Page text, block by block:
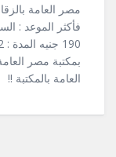
بمكتبة مصر
العامة بالمكتبة !!